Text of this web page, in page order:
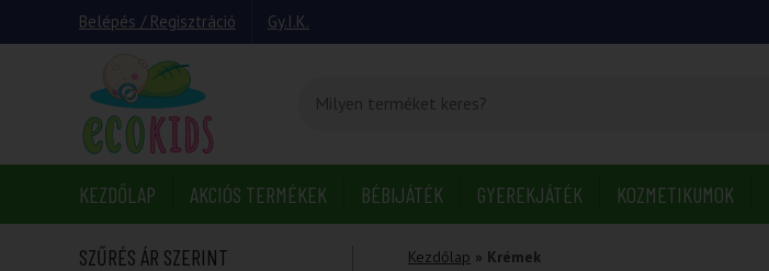
Belépés / Regisztráció Gy.I.K.
KEZDŐLAP AKCIÓS TERMÉKEK BÉBIJÁTÉK GYEREKJÁTÉK KOZMETIKUMOK
SZŰRÉS ÁR SZERINT Kezdőlap » Krémek